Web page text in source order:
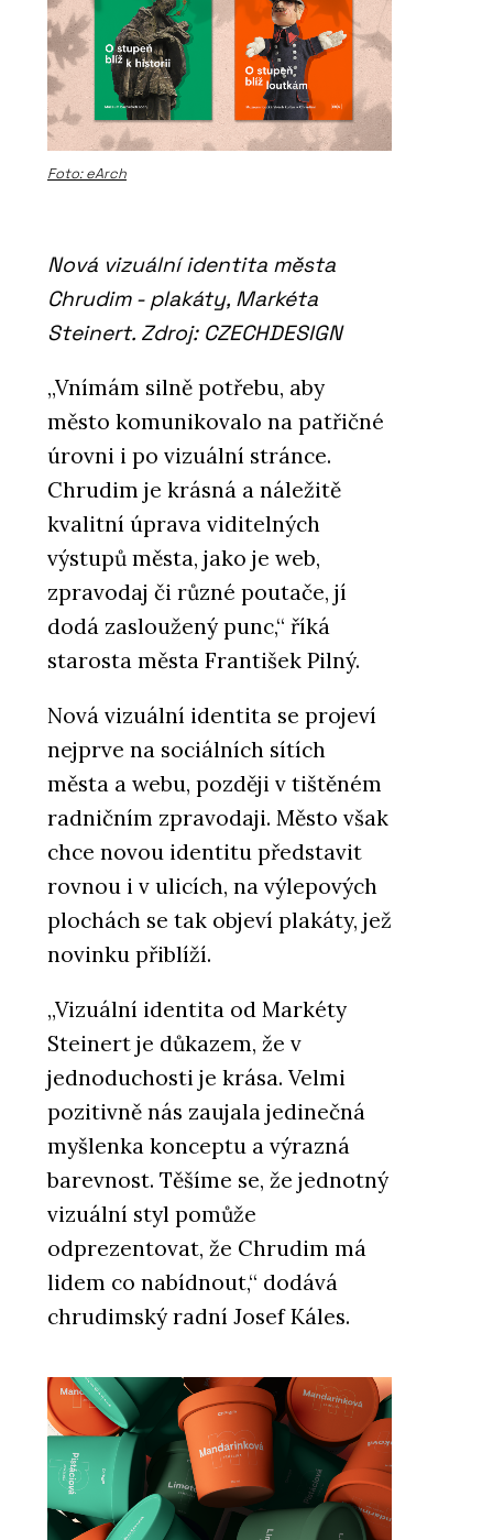
Foto: eArch
Nová vizuální identita města
Chrudim - plakáty, Markéta
Steinert. Zdroj: CZECHDESIGN
„Vnímám silně potřebu, aby
město komunikovalo na patřičné
úrovni i po vizuální stránce.
Chrudim je krásná a náležitě
kvalitní úprava viditelných
výstupů města, jako je web,
zpravodaj či různé poutače, jí
dodá zasloužený punc,“ říká
starosta města František Pilný.
Nová vizuální identita se projeví
nejprve na sociálních sítích
města a webu, později v tištěném
radničním zpravodaji. Město však
chce novou identitu představit
rovnou i v ulicích, na výlepových
plochách se tak objeví plakáty, jež
novinku přiblíží.
„Vizuální identita od Markéty
Steinert je důkazem, že v
jednoduchosti je krása. Velmi
pozitivně nás zaujala jedinečná
myšlenka konceptu a výrazná
barevnost. Těšíme se, že jednotný
vizuální styl pomůže
odprezentovat, že Chrudim má
lidem co nabídnout,“ dodává
chrudimský radní Josef Káles.